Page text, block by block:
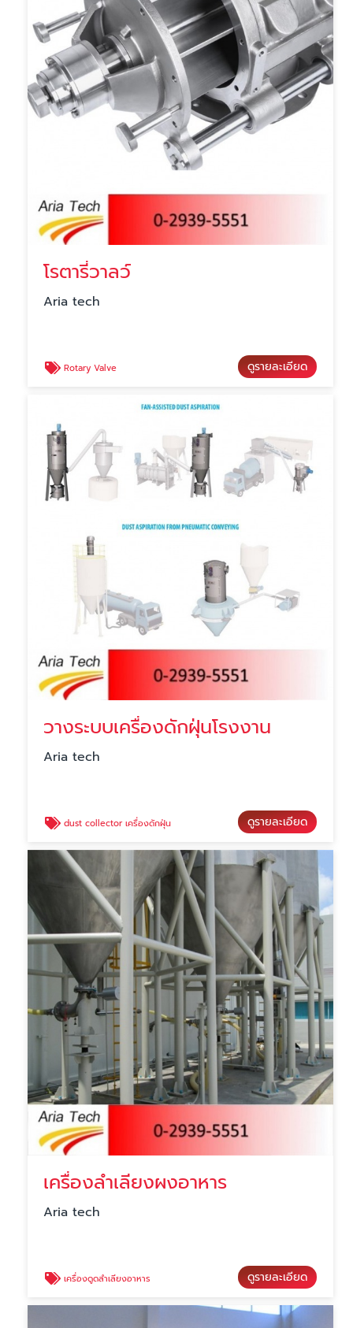
โรตารี่วาลว์
Aria tech
Rotary Valve ดูรายละเอียด
วางระบบเครื่องดักฝุ่นโรงงาน
Aria tech
dust collector เครื่องดักฝุ่น ดูรายละเอียด
เครื่องลำเลียงผงอาหาร
Aria tech
เครื่องดูดลำเลียงอาหาร ดูรายละเอียด